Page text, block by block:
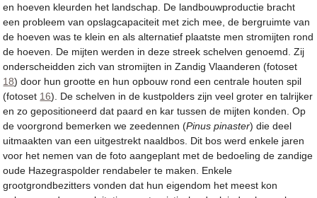
en hoeven kleurden het landschap. De landbouwproductie bracht
een probleem van opslagcapaciteit met zich mee, de bergruimte van
de hoeven was te klein en als alternatief plaatste men stromijten rond
de hoeven. De mijten werden in deze streek schelven genoemd. Zij
onderscheidden zich van stromijten in Zandig Vlaanderen (fotoset
18) door hun grootte en hun opbouw rond een centrale houten spil
(fotoset 16). De schelven in de kustpolders zijn veel groter en talrijker
en zo gepositioneerd dat paard en kar tussen de mijten konden. Op
de voorgrond bemerken we zeedennen (Pinus pinaster) die deel
uitmaakten van een uitgestrekt naaldbos. Dit bos werd enkele jaren
voor het nemen van de foto aangeplant met de bedoeling de zandige
oude Hazegraspolder rendabeler te maken. Enkele
grootgrondbezitters vonden dat hun eigendom het meest kon